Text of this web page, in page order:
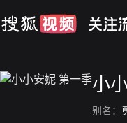
小
别名：